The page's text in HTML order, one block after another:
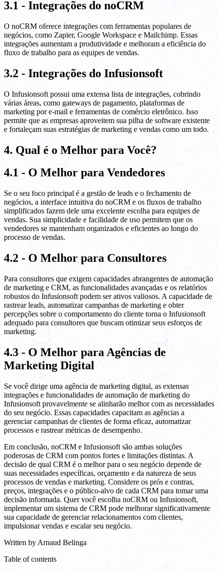
3.1 - Integrações do noCRM
O noCRM oferece integrações com ferramentas populares de
negócios, como Zapier, Google Workspace e Mailchimp. Essas
integrações aumentam a produtividade e melhoram a eficiência do
fluxo de trabalho para as equipes de vendas.
3.2 - Integrações do Infusionsoft
O Infusionsoft possui uma extensa lista de integrações, cobrindo
várias áreas, como gateways de pagamento, plataformas de
marketing por e-mail e ferramentas de comércio eletrônico. Isso
permite que as empresas aproveitem sua pilha de software existente
e fortaleçam suas estratégias de marketing e vendas como um todo.
4. Qual é o Melhor para Você?
4.1 - O Melhor para Vendedores
Se o seu foco principal é a gestão de leads e o fechamento de
negócios, a interface intuitiva do noCRM e os fluxos de trabalho
simplificados fazem dele uma excelente escolha para equipes de
vendas. Sua simplicidade e facilidade de uso permitem que os
vendedores se mantenham organizados e eficientes ao longo do
processo de vendas.
4.2 - O Melhor para Consultores
Para consultores que exigem capacidades abrangentes de automação
de marketing e CRM, as funcionalidades avançadas e os relatórios
robustos do Infusionsoft podem ser ativos valiosos. A capacidade de
rastrear leads, automatizar campanhas de marketing e obter
percepções sobre o comportamento do cliente torna o Infusionsoft
adequado para consultores que buscam otimizar seus esforços de
marketing.
4.3 - O Melhor para Agências de
Marketing Digital
Se você dirige uma agência de marketing digital, as extensas
integrações e funcionalidades de automação de marketing do
Infusionsoft provavelmente se alinharão melhor com as necessidades
do seu negócio. Essas capacidades capacitam as agências a
gerenciar campanhas de clientes de forma eficaz, automatizar
processos e rastrear métricas de desempenho.
Em conclusão, noCRM e Infusionsoft são ambas soluções
poderosas de CRM com pontos fortes e limitações distintas. A
decisão de qual CRM é o melhor para o seu negócio depende de
suas necessidades específicas, orçamento e da natureza de seus
processos de vendas e marketing. Considere os prós e contras,
preços, integrações e o público-alvo de cada CRM para tomar uma
decisão informada. Quer você escolha noCRM ou Infusionsoft,
implementar um sistema de CRM pode melhorar significativamente
sua capacidade de gerenciar relacionamentos com clientes,
impulsionar vendas e escalar seu negócio.
Written by Arnaud Belinga
Table of contents